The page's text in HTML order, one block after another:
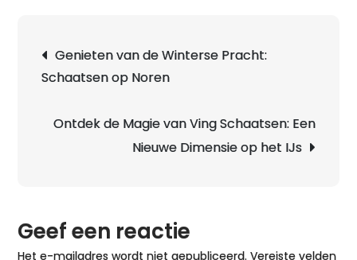
Genieten van de Winterse Pracht:
Schaatsen op Noren
Ontdek de Magie van Ving Schaatsen: Een
Nieuwe Dimensie op het IJs
Geef een reactie
Het e-mailadres wordt niet gepubliceerd. Vereiste velden